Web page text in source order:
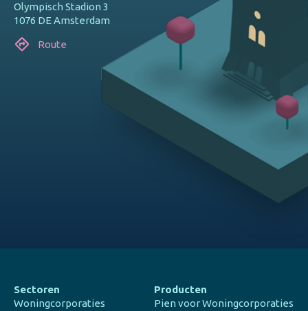
Olympisch Stadion 3
1076 DE Amsterdam
Route
Sectoren
Woningcorporaties
Producten
Pien voor Woningcorporaties